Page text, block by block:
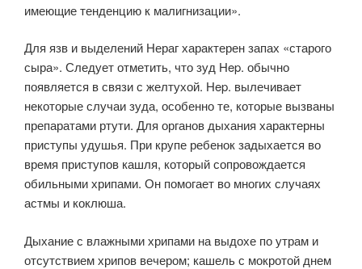
имеющие тенденцию к малигнизации».
Для язв и выделений Нераг характерен запах «старого
сыра». Следует отметить, что зуд Hep. обычно
появляется в связи с желтухой. Hep. вылечивает
некоторые случаи зуда, особенно те, которые вызваны
препаратами ртути. Для органов дыхания характерны
приступы удушья. При крупе ребенок задыхается во
время приступов кашля, который сопровождается
обильными хрипами. Он помогает во многих случаях
астмы и коклюша.
Дыхание с влажными хрипами на выдохе по утрам и
отсутствием хрипов вечером; кашель с мокротой днем